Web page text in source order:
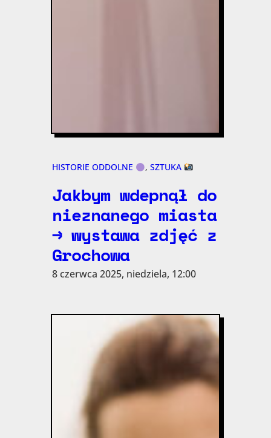
HISTORIE ODDOLNE , SZTUKA
Jakbym wdepnął do
nieznanego miasta
→ wystawa zdjęć z
Grochowa
8 czerwca 2025, niedziela, 12:00